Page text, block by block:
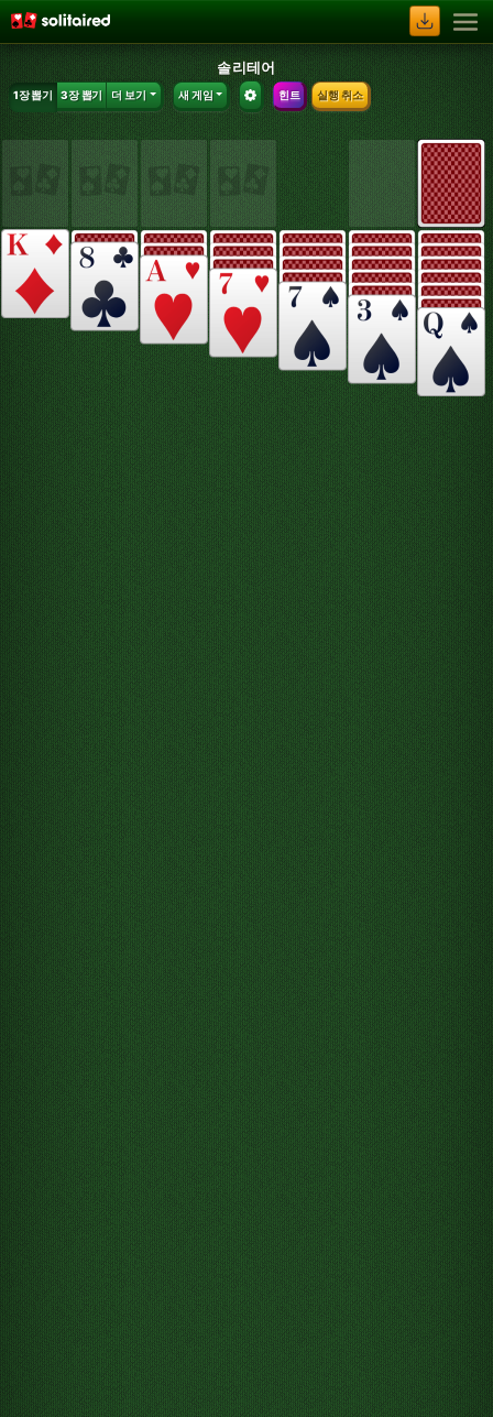
솔리테어
1장 뽑기 3장 뽑기 더 보기 새 게임 힌트 실행 취소